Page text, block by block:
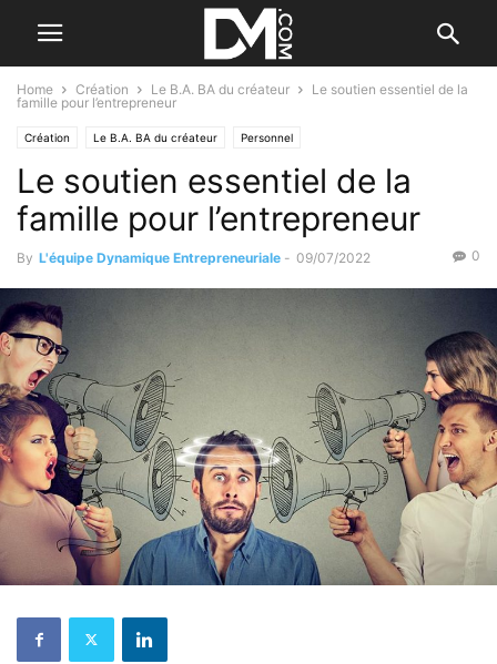
Home Création Le B.A. BA du créateur
Le soutien essentiel de la
famille pour l’entrepreneur
Création Le B.A. BA du créateur Personnel
Le soutien essentiel de la
famille pour l’entrepreneur
By L'équipe Dynamique Entrepreneuriale - 09/07/2022 0